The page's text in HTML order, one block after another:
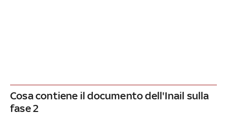
Cosa contiene il documento dell'Inail sulla
fase 2